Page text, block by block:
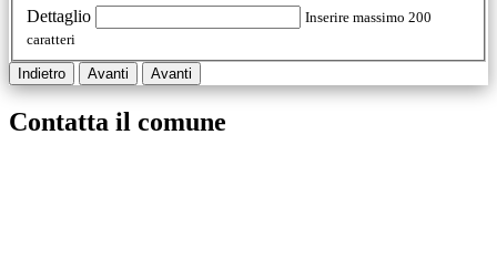
Dettaglio
Inserire massimo 200
caratteri
Indietro Avanti Avanti
Contatta il comune